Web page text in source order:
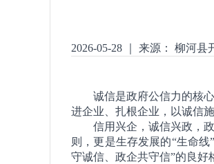
2026-05-28 来源： 柳河县
诚信是政府公信力的核
进企业、扎根企业，以诚信
信用兴企，诚信兴政，
则，更是生存发展的“生命
守诚信、政企共守信”的良好